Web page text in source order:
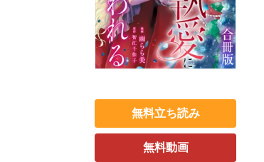
無料立ち読み
無料動画